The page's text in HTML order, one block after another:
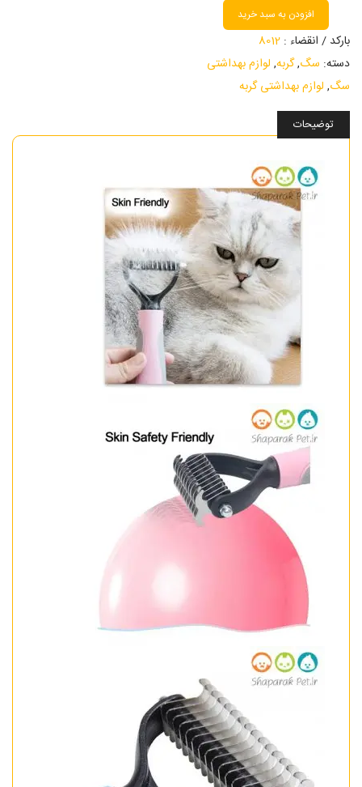
افزودن به سبد خرید
بارکد / انقضاء :8012
دسته: سگ,گربه, لوازم بهداشتی
سگ, لوازم بهداشتی گربه
توضیحات